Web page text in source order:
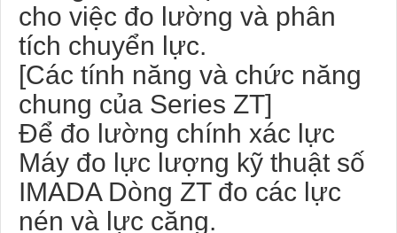
cho việc đo lường và phân
tích chuyển lực.
[Các tính năng và chức năng
chung của Series ZT]
Để đo lường chính xác lực
Máy đo lực lượng kỹ thuật số
IMADA Dòng ZT đo các lực
nén và lực căng.